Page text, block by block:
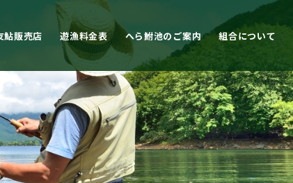
鮎販売店 遊漁料金表 へら鮒池のご案内 組合について